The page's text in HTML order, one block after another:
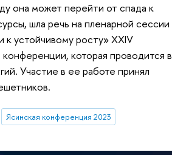
она может перейти от спада к
шла речь на пленарной сессии
устойчивому росту» XXIV
которая проводится в
Участие в ее работе принял
Ясинская конференция 2023